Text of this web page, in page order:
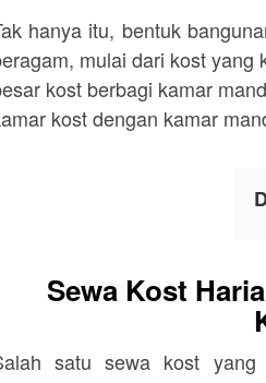
hanya itu, bentuk
mulai dari kost yang
kost berbagi kamar
kost dengan kamar
Sewa Kost
satu sewa kost yang